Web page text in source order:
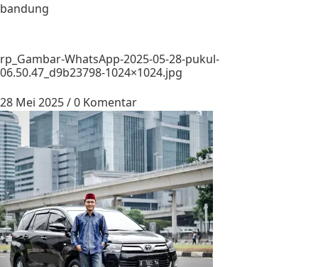
bandung
rp_Gambar-WhatsApp-2025-05-28-pukul-
06.50.47_d9b23798-1024×1024.jpg
28 Mei 2025/0 Komentar